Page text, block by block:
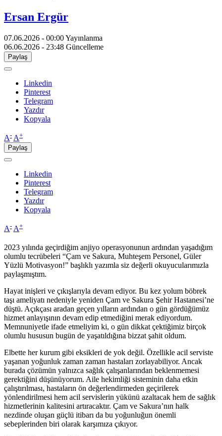
Ersan Ergür
07.06.2026 - 00:00Yayınlanma
06.06.2026 - 23:48 Güncelleme
Paylaş
Linkedin
Pinterest
Telegram
Yazdır
Kopyala
A- A+
Paylaş
Linkedin
Pinterest
Telegram
Yazdır
Kopyala
A- A+
2023 yılında geçirdiğim anjiyo operasyonunun ardından yaşadığım
olumlu tecrübeleri “Çam ve Sakura, Muhteşem Personel, Güler
Yüzlü Motivasyon!” başlıklı yazımla siz değerli okuyucularımızla
paylaşmıştım.
Hayat inişleri ve çıkışlarıyla devam ediyor. Bu kez yolum böbrek
taşı ameliyatı nedeniyle yeniden Çam ve Sakura Şehir Hastanesi’ne
düştü. Açıkçası aradan geçen yılların ardından o gün gördüğümüz
hizmet anlayışının devam edip etmediğini merak ediyordum.
Memnuniyetle ifade etmeliyim ki, o gün dikkat çektiğimiz birçok
olumlu hususun bugün de yaşatıldığına bizzat şahit oldum.
Elbette her kurum gibi eksikleri de yok değil. Özellikle acil serviste
yaşanan yoğunluk zaman zaman hastaları zorlayabiliyor. Ancak
burada çözümün yalnızca sağlık çalışanlarından beklenmemesi
gerektiğini düşünüyorum. Aile hekimliği sisteminin daha etkin
çalıştırılması, hastaların ön değerlendirmeden geçirilerek
yönlendirilmesi hem acil servislerin yükünü azaltacak hem de sağlık
hizmetlerinin kalitesini artıracaktır. Çam ve Sakura’nın halk
nezdinde oluşan güçlü itibarı da bu yoğunluğun önemli
sebeplerinden biri olarak karşımıza çıkıyor.